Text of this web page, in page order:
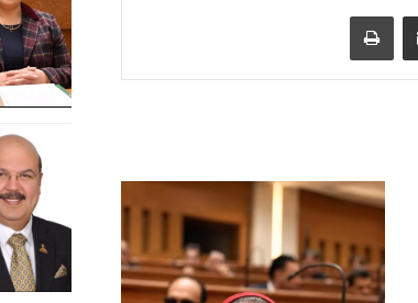
مشاركة عبر البريد طباعة